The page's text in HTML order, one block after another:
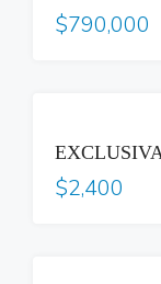
$790,000
$2,400